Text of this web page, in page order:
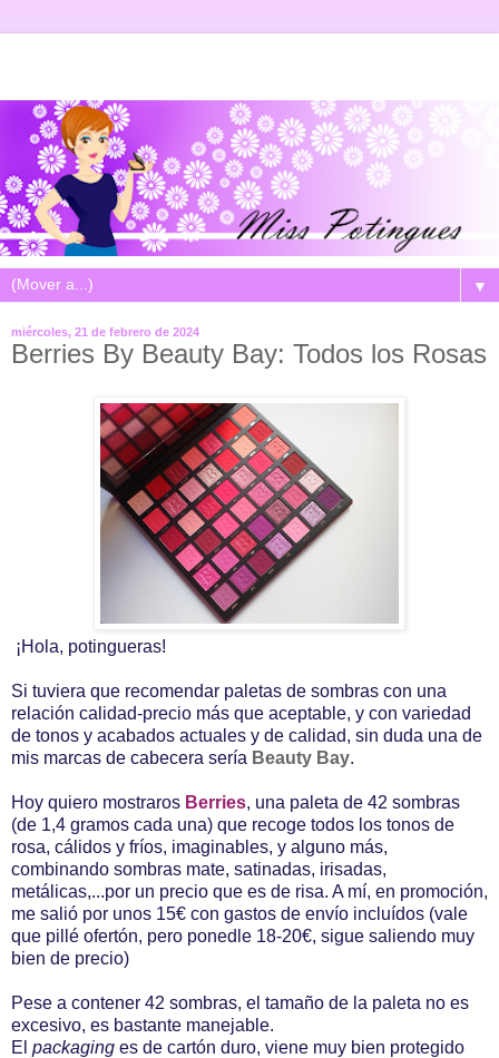
▼
miércoles, 21 de febrero de 2024
Berries By Beauty Bay: Todos los Rosas
¡Hola, potingueras!
Si tuviera que recomendar paletas de sombras con una
relación calidad-precio más que aceptable, y con variedad
de tonos y acabados actuales y de calidad, sin duda una de
mis marcas de cabecera sería Beauty Bay.
Hoy quiero mostraros Berries, una paleta de 42 sombras
(de 1,4 gramos cada una) que recoge todos los tonos de
rosa, cálidos y fríos, imaginables, y alguno más,
combinando sombras mate, satinadas, irisadas,
metálicas,...por un precio que es de risa. A mí, en promoción,
me salió por unos 15€ con gastos de envío incluídos (vale
que pillé ofertón, pero ponedle 18-20€, sigue saliendo muy
bien de precio)
Pese a contener 42 sombras, el tamaño de la paleta no es
excesivo, es bastante manejable.
El packaging es de cartón duro, viene muy bien protegido